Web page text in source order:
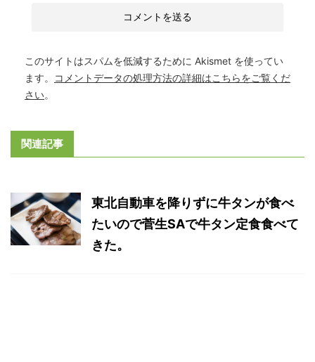
このサイトはスパムを低減するために Akismet を使ってい
ます。
コメントデータの処理方法の詳細はこちらをご覧くだ
さい。
関連記事
東北自動車を降りずに牛タンが食べ
たいので菅生SAで牛タン定食食べて
きた。